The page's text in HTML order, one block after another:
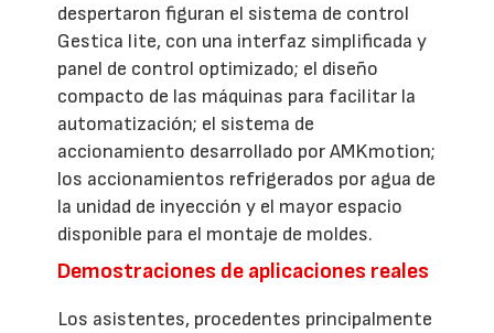
despertaron figuran el sistema de control
Gestica lite, con una interfaz simplificada y
panel de control optimizado; el diseño
compacto de las máquinas para facilitar la
automatización; el sistema de
accionamiento desarrollado por AMKmotion;
los accionamientos refrigerados por agua de
la unidad de inyección y el mayor espacio
disponible para el montaje de moldes.
Demostraciones de aplicaciones reales
Los asistentes, procedentes principalmente